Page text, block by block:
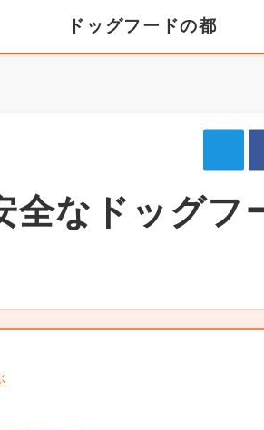
ドッグフードの都
全なドッグフ